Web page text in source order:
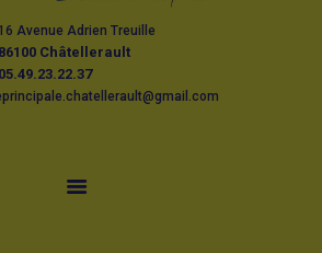
16 Avenue Adrien Treuille
86100 Châtellerault
05.49.23.22.37